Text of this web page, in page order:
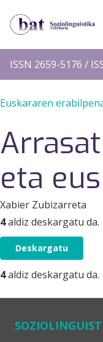
ISSN 2659-5176 /
Euskararen
eta
Xabier Zubizarreta
4aldiz deskargatu da.
Deskargatu
4aldiz deskargatu da.